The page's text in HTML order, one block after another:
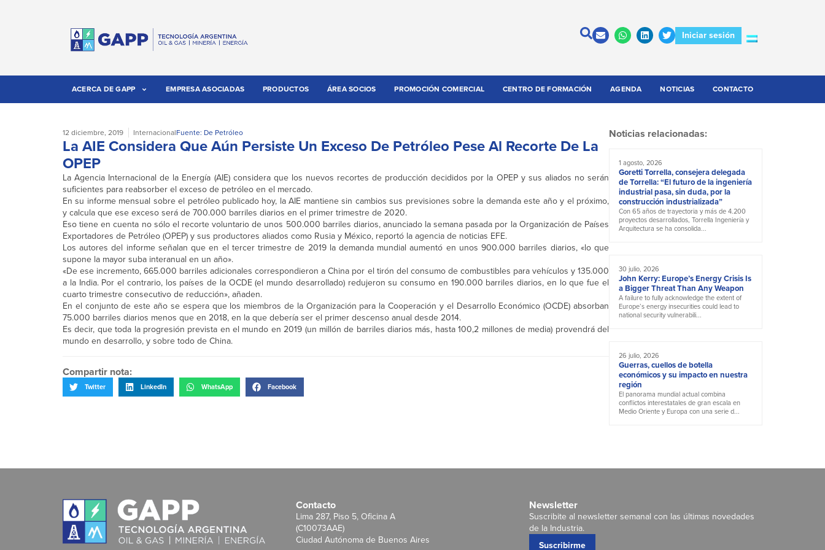
Iniciar sesión
ACERCA DE GAPP EMPRESA ASOCIADAS PRODUCTOS ÁREA SOCIOS PROMOCIÓN COMERCIAL CENTRO DE FORMACIÓN AGENDA NOTICIAS CONTACTO
12 diciembre, 2019 InternacionalFuente: De Petróleo
La AIE Considera Que Aún Persiste Un Exceso De Petróleo Pese Al Recorte De La
OPEP
La Agencia Internacional de la Energía (AIE) considera que los nuevos recortes de producción decididos por la OPEP y sus aliados no serán
suficientes para reabsorber el exceso de petróleo en el mercado.
En su informe mensual sobre el petróleo publicado hoy, la AIE mantiene sin cambios sus previsiones sobre la demanda este año y el próximo,
y calcula que ese exceso será de 700.000 barriles diarios en el primer trimestre de 2020.
Eso tiene en cuenta no sólo el recorte voluntario de unos 500.000 barriles diarios, anunciado la semana pasada por la Organización de Países
Exportadores de Petróleo (OPEP) y sus productores aliados como Rusia y México, reportó la agencia de noticias EFE.
Los autores del informe señalan que en el tercer trimestre de 2019 la demanda mundial aumentó en unos 900.000 barriles diarios, «lo que
supone la mayor suba interanual en un año».
«De ese incremento, 665.000 barriles adicionales correspondieron a China por el tirón del consumo de combustibles para vehículos y 135.000
a la India. Por el contrario, los países de la OCDE (el mundo desarrollado) redujeron su consumo en 190.000 barriles diarios, en lo que fue el
cuarto trimestre consecutivo de reducción», añaden.
En el conjunto de este año se espera que los miembros de la Organización para la Cooperación y el Desarrollo Económico (OCDE) absorban
75.000 barriles diarios menos que en 2018, en la que debería ser el primer descenso anual desde 2014.
Es decir, que toda la progresión prevista en el mundo en 2019 (un millón de barriles diarios más, hasta 100,2 millones de media) provendrá del
mundo en desarrollo, y sobre todo de China.
Compartir nota:
Twitter LinkedIn WhatsApp Facebook
Noticias relacionadas:
1 agosto, 2026
Goretti Torrella, consejera delegada
de Torrella: “El futuro de la ingeniería
industrial pasa, sin duda, por la
construcción industrializada”
Con 65 años de trayectoria y más de 4.200
proyectos desarrollados, Torrella Ingeniería y
Arquitectura se ha consolida...
30 julio, 2026
John Kerry: Europe’s Energy Crisis Is
a Bigger Threat Than Any Weapon
A failure to fully acknowledge the extent of
Europe’s energy insecurities could lead to
national security vulnerabili...
26 julio, 2026
Guerras, cuellos de botella
económicos y su impacto en nuestra
región
El panorama mundial actual combina
conflictos interestatales de gran escala en
Medio Oriente y Europa con una serie d...
Contacto
Lima 287, Piso 5, Oficina A
(C10073AAE)
Ciudad Autónoma de Buenos Aires
Newsletter
Suscribite al newsletter semanal con las últimas novedades
de la Industria.
Suscribirme